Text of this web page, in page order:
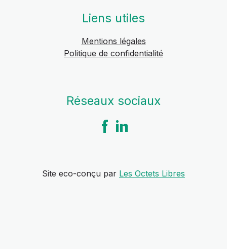
Liens utiles
Mentions légales
Politique de confidentialité
Réseaux sociaux
Site eco-conçu par Les Octets Libres